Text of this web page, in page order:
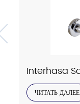
ЧИТАТЬ ДАЛЕЕ